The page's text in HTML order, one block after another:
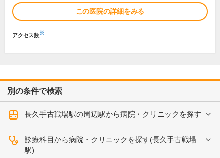
この医院の詳細をみる
アクセス数※
別の条件で検索
長久手古戦場駅の周辺駅から病院・クリニックを探す
診療科目から病院・クリニックを探す(長久手古戦場
駅)